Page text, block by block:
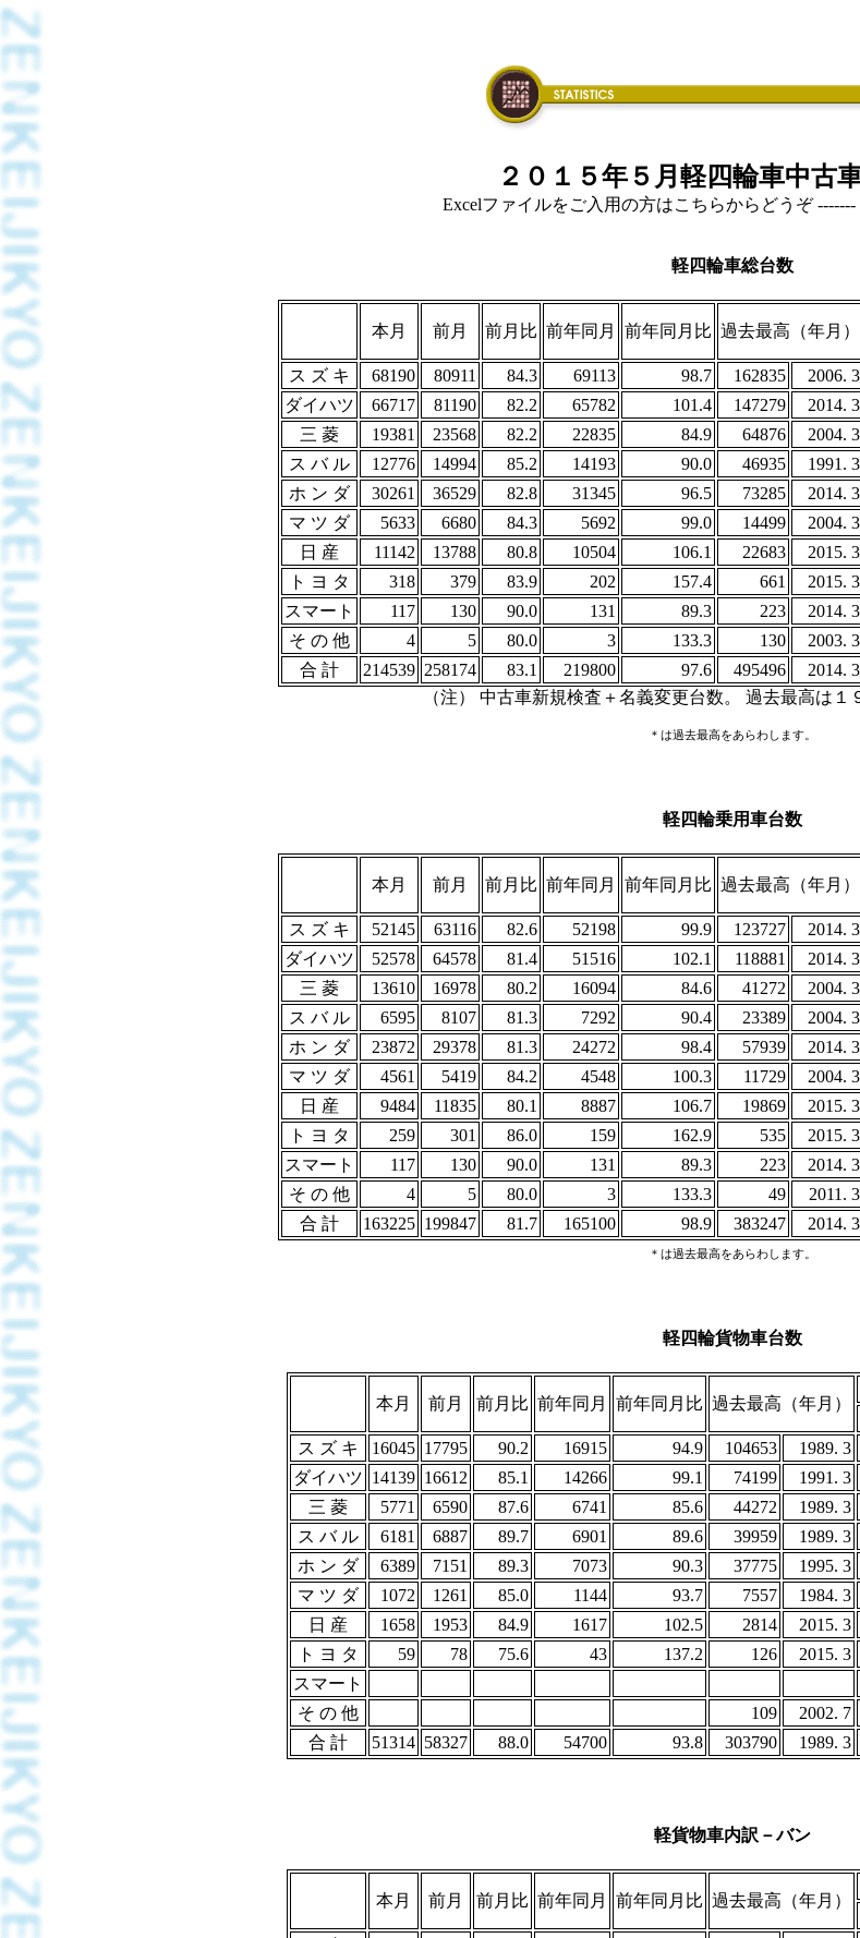
２０１５年５月軽四輪車中古
Excelファイルをご入用の方はこちらからどうぞ -------
軽四輪車総台数
本月 前月 前月比 前年同月 前年同月比 過去最高（年月）
ス ズ キ
68190 80911 84.3 69113 98.7 162835 2006. 3
ダイハツ
66717 81190 82.2 65782 101.4 147279 2014. 3
三 菱
19381 23568 82.2 22835 84.9 64876 2004. 3
ス バ ル
12776 14994 85.2 14193 90.0 46935 1991. 3
ホ ン ダ
30261 36529 82.8 31345 96.5 73285 2014. 3
マ ツ ダ
5633 6680 84.3 5692 99.0 14499 2004. 3
日 産
11142 13788 80.8 10504 106.1 22683 2015. 3
ト ヨ タ
318 379 83.9 202 157.4 661 2015. 3
スマート
117 130 90.0 131 89.3 223 2014. 3
そ の 他
4 5 80.0 3 133.3 130 2003. 3
合 計
214539 258174 83.1 219800 97.6 495496 2014. 3
（注） 中古車新規検査＋名義変更台数。 過去最高は１
＊は過去最高をあらわします。
軽四輪乗用車台数
本月 前月 前月比 前年同月 前年同月比 過去最高（年月）
ス ズ キ
52145 63116 82.6 52198 99.9 123727 2014. 3
ダイハツ
52578 64578 81.4 51516 102.1 118881 2014. 3
三 菱
13610 16978 80.2 16094 84.6 41272 2004. 3
ス バ ル
6595 8107 81.3 7292 90.4 23389 2004. 3
ホ ン ダ
23872 29378 81.3 24272 98.4 57939 2014. 3
マ ツ ダ
4561 5419 84.2 4548 100.3 11729 2004. 3
日 産
9484 11835 80.1 8887 106.7 19869 2015. 3
ト ヨ タ
259 301 86.0 159 162.9 535 2015. 3
スマート
117 130 90.0 131 89.3 223 2014. 3
そ の 他
4 5 80.0 3 133.3 49 2011. 3
合 計
163225 199847 81.7 165100 98.9 383247 2014. 3
＊は過去最高をあらわします。
軽四輪貨物車台数
本月 前月 前月比 前年同月 前年同月比 過去最高（年月）
ス ズ キ
16045 17795 90.2 16915 94.9 104653 1989. 3
ダイハツ 14139 16612 85.1 14266 99.1 74199 1991. 3
三 菱
5771 6590 87.6 6741 85.6 44272 1989. 3
ス バ ル
6181 6887 89.7 6901 89.6 39959 1989. 3
ホ ン ダ
6389 7151 89.3 7073 90.3 37775 1995. 3
マ ツ ダ
1072 1261 85.0 1144 93.7 7557 1984. 3
日 産
1658 1953 84.9 1617 102.5 2814 2015. 3
ト ヨ タ
59 78 75.6 43 137.2 126 2015. 3
スマート
そ の 他
109 2002. 7
合 計
51314 58327 88.0 54700 93.8 303790 1989. 3
軽貨物車内訳－バン
本月 前月 前月比 前年同月 前年同月比 過去最高（年月）